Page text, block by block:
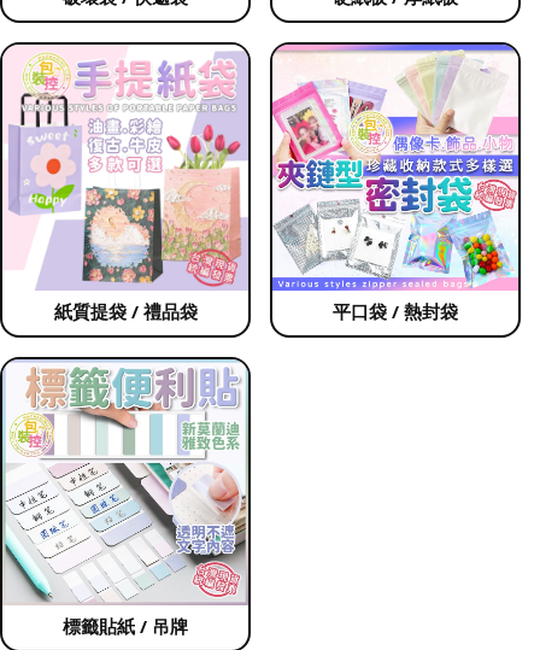
紙質提袋 / 禮品袋 平口袋 / 熱封袋
標籤貼紙 / 吊牌